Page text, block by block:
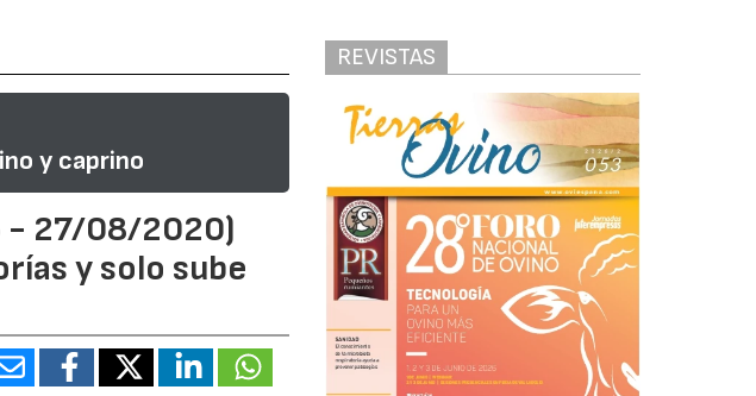
y caprino
- 27/08/2020)
y solo sube
REVISTAS